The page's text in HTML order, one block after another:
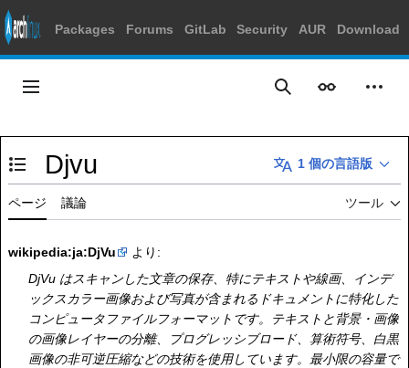
Packages Forums GitLab Security AUR Download
に
ス
キ
ッ
メインメニュー 検索 表示 個人
目次の表示・非表示を切り替え
Djvu 1 個の言語版
ページ 議論 ツール
wikipedia:ja:DjVu
より:
DjVu はスキャンした文章の保存、特にテキストや線画、インデ
ックスカラー画像および写真が含まれるドキュメントに特化した
コンピュータファイルフォーマットです。テキストと背景・画像
の画像レイヤーの分離、プログレッシブロード、算術符号、白黒
画像の非可逆圧縮などの技術を使用しています。最小限の容量で